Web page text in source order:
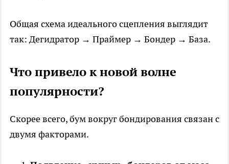
Общая схема идеального сцепления выглядит
так: Дегидратор → Праймер → Бондер → База.
Что привело к новой волне
популярности?
Скорее всего, бум вокруг бондирования связан с
двумя факторами.